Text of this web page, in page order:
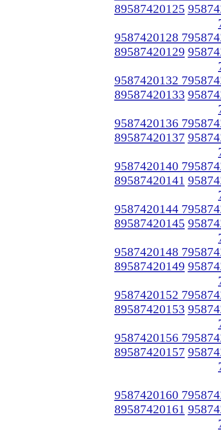
89587420125
9587420128
89587420129
9587420132
89587420133
9587420136
89587420137
9587420140
89587420141
9587420144
89587420145
9587420148
89587420149
9587420152
89587420153
9587420156
89587420157
9587420160
89587420161